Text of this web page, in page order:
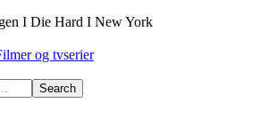
I Die Hard I New York